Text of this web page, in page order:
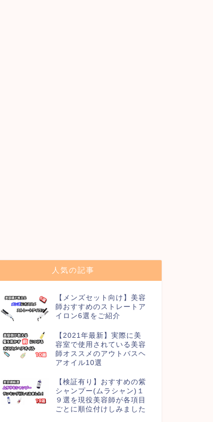
人気の記事
【メンズセット向け】美容
師おすすめのストレートア
イロン6選をご紹介
【2021年最新】実際に美
容室で使用されている美容
師オススメのアウトバスヘ
アオイル10選
【検証有り】おすすめの紫
シャンプー(ムラシャン)１
９選を現役美容師が各項目
ごとに順位付けしみました